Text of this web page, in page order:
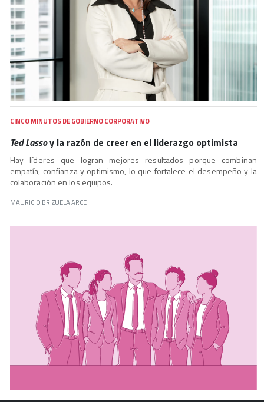
CINCO MINUTOS DE GOBIERNO CORPORATIVO
Ted Lassoy la razón de creer en el liderazgo optimista
Hay líderes que logran mejores resultados porque combinan
empatía, confianza y optimismo, lo que fortalece el desempeño y la
colaboración en los equipos.
MAURICIO BRIZUELA ARCE